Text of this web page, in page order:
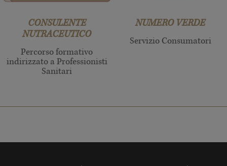
CONSULENTE
NUTRACEUTICO
Percorso formativo
indirizzato a Professionisti
Sanitari
NUMERO VERDE
Servizio Consumatori